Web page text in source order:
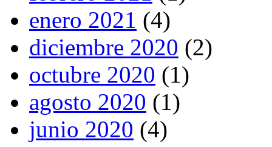
enero 2021 (4)
diciembre 2020 (2)
octubre 2020 (1)
agosto 2020 (1)
junio 2020 (4)